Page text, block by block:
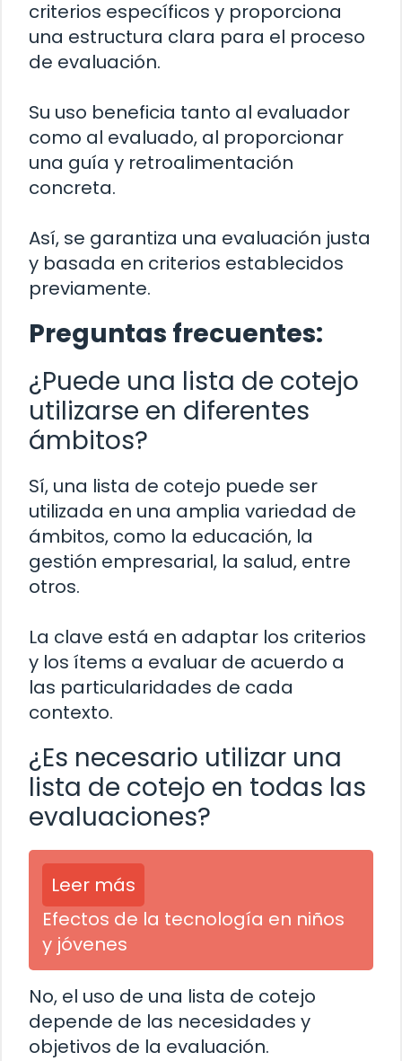
criterios específicos y proporciona
una estructura clara para el proceso
de evaluación.
Su uso beneficia tanto al evaluador
como al evaluado, al proporcionar
una guía y retroalimentación
concreta.
Así, se garantiza una evaluación justa
y basada en criterios establecidos
previamente.
Preguntas frecuentes:
¿Puede una lista de cotejo
utilizarse en diferentes
ámbitos?
Sí, una lista de cotejo puede ser
utilizada en una amplia variedad de
ámbitos, como la educación, la
gestión empresarial, la salud, entre
otros.
La clave está en adaptar los criterios
y los ítems a evaluar de acuerdo a
las particularidades de cada
contexto.
¿Es necesario utilizar una
lista de cotejo en todas las
evaluaciones?
Leer más
Efectos de la tecnología en niños
y jóvenes
No, el uso de una lista de cotejo
depende de las necesidades y
objetivos de la evaluación.